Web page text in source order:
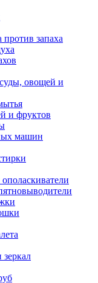
запаха
овощей и
и фруктов
машин